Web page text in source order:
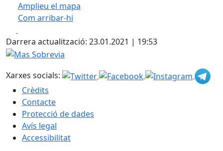
Amplieu el mapa
Com arribar-hi
+
−
Darrera actualització: 23.01.2021 | 19:53
Mas Sobrevia
Xarxes socials:
Crèdits
Contacte
Protecció de dades
Avís legal
Accessibilitat